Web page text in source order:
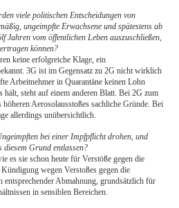
viele politischen Entscheidungen von
ungeimpfte Erwachsene und spätestens ab
Jahren vom öffentlichen Leben auszuschließen,
können?
keine erfolgreiche Klage, ein
3G ist im Gegensatz zu 2G nicht wirklich
Arbeitnehmer in Quarantäne keinen Lohn
hält, steht auf einem anderen Blatt. Bei 2G zum
Aerosolausstoßes sachliche Gründe. Bei
allerdings unübersichtlich.
bei einer Impfpflicht drohen, und
diesem Grund entlassen?
es sie schon heute für Verstöße gegen die
wegen Verstoßes gegen die
Abmahnung, grundsätzlich für
in sensiblen Bereichen.